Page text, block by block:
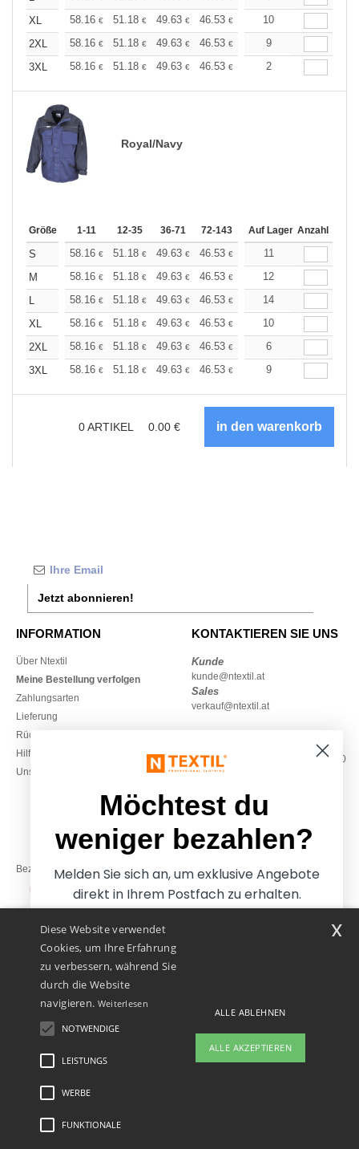
XL
58.16 € 51.18 € 49.63 € 46.53 € 44.20€
10
2XL
58.16 € 51.18 € 49.63 € 46.53 € 44.20
9
3XL
58.16 € 51.18 € 49.63 € 46.53 € 44.20
2
Royal/Navy
Größe 1-11 12-35 36-71 72-143 144-287 288 +
Auf Lager Anzahl
S 58.16 € 51.18 € 49.63 € 46.53 € 44.20€
11
M
58.16 € 51.18 € 49.63 € 46.53 € 44.20€
12
L
58.16 € 51.18 € 49.63 € 46.53 € 44.20€
14
XL
58.16 € 51.18 € 49.63 € 46.53 € 44.20€
10
2XL
58.16 € 51.18 € 49.63 € 46.53 € 44.20
6
3XL
58.16 € 51.18 € 49.63 € 46.53 € 44.20
9
0ARTIKEL 0.00 €
Jetzt abonnieren!
INFORMATION
Über Ntextil
Meine Bestellung verfolgen
Zahlungsarten
Lieferung
Rückerstattungen / Rückgaben
Hilfe & FAQs
Unsere Engagements
KONTAKTIEREN SIE UNS
Kunde
kunde@ntextil.at
Sales
verkauf@ntextil.at
Montag – Donnerstag: 10:00–13:00
& 14:00–17:30
Freitag: 10:00–14:00
Bezahlung mit
Unsere Paketzusteller
Rechtliche Hinweise
Diese Website verwendet
Cookies, um Ihre Erfahrung
zu verbessern, während Sie
durch die Website
navigieren. Weiterlesen
NOTWENDIGE
LEISTUNGS
WERBE
FUNKTIONALE
ALLE ABLEHNEN
ALLE AKZEPTIEREN
x
Möchtest du
weniger bezahlen?
Melden Sie sich an, um exklusive Angebote
direkt in Ihrem Postfach zu erhalten.
Ja, ich möchte weniger
bezahlen
Nein danke, ich möchte mehr bezahlen.